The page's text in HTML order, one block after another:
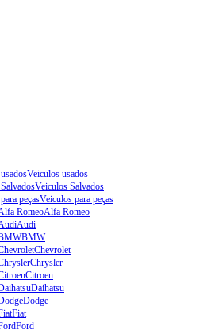
Veiculos usados
Veiculos Salvados
Veiculos para peças
Alfa Romeo
Audi
BMW
Chevrolet
Chrysler
Citroen
Daihatsu
Dodge
Fiat
Ford